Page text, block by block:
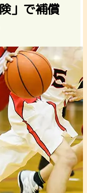
」で補償